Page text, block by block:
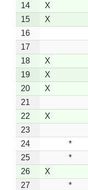
14
X
15
X
16
17
18
X
19
X
20
X
21
22
X
23
24
*
25
*
26
X
27
*